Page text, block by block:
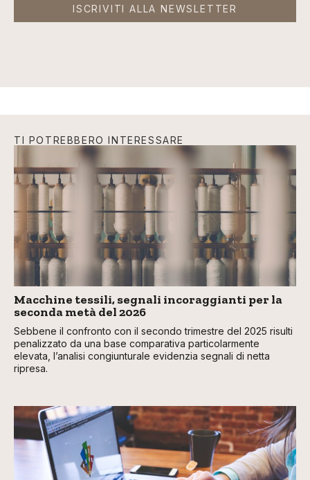
ISCRIVITI ALLA NEWSLETTER
TI POTREBBERO INTERESSARE
Macchine tessili, segnali incoraggianti per la
seconda metà del 2026
Sebbene il confronto con il secondo trimestre del 2025 risulti
penalizzato da una base comparativa particolarmente
elevata, l’analisi congiunturale evidenzia segnali di netta
ripresa.